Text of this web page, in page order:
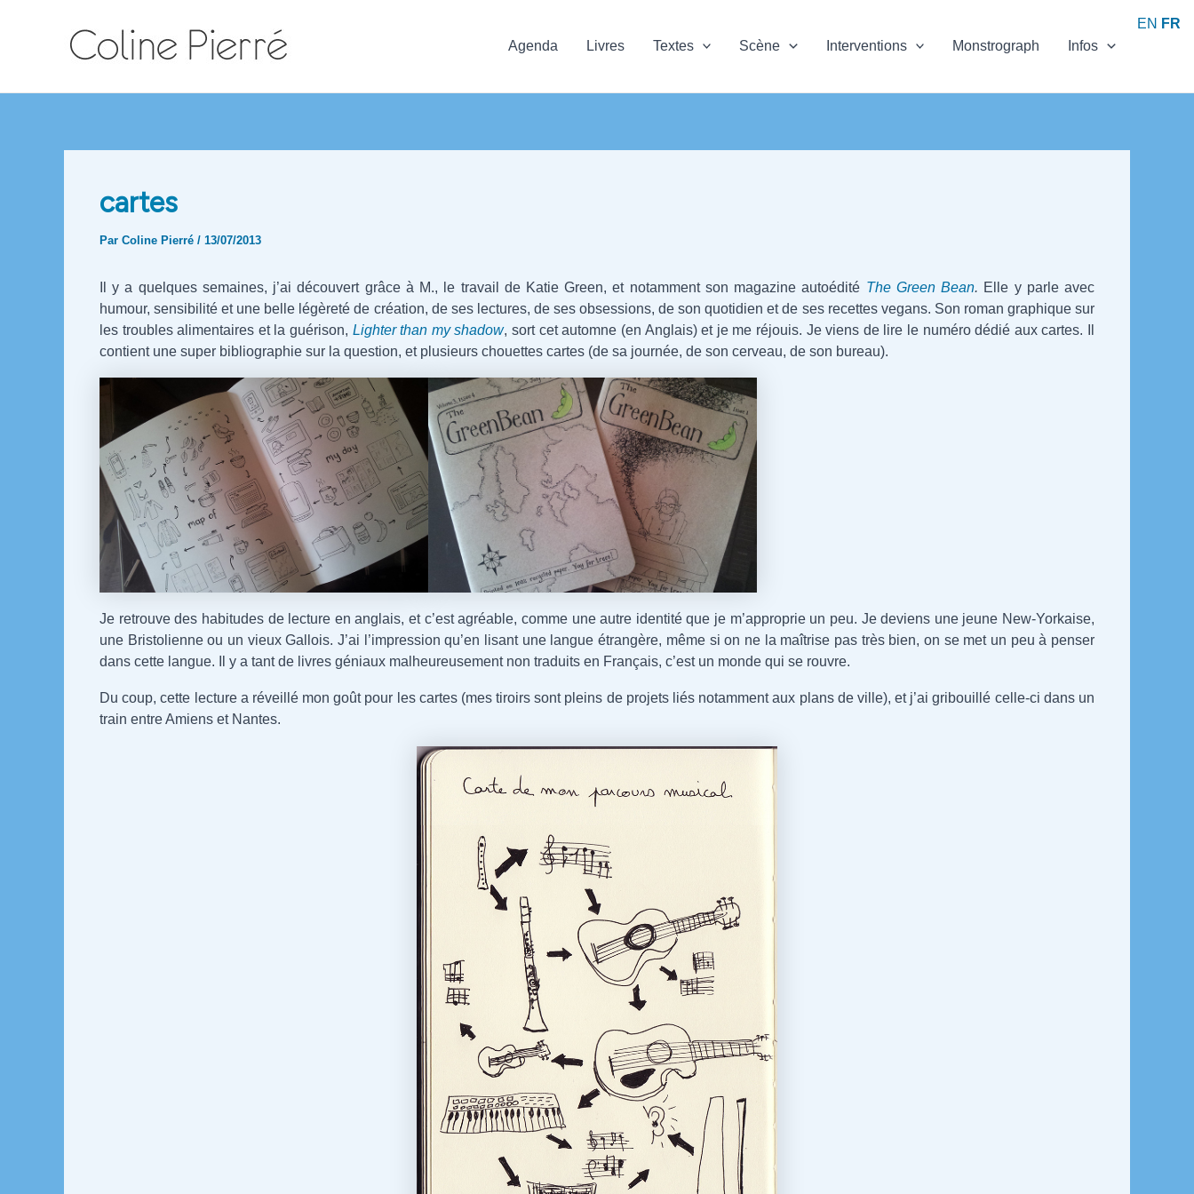
Agenda Livres Textes Scène Interventions Monstrograph Infos
cartes
Par Coline Pierré / 13/07/2013
Il y a quelques semaines, j’ai découvert grâce à M., le travail de Katie Green, et notamment son magazine autoédité The Green Bean. Elle y parle avec
humour, sensibilité et une belle légèreté de création, de ses lectures, de ses obsessions, de son quotidien et de ses recettes vegans. Son roman graphique sur
les troubles alimentaires et la guérison, Lighter than my shadow, sort cet automne (en Anglais) et je me réjouis. Je viens de lire le numéro dédié aux cartes. Il
contient une super bibliographie sur la question, et plusieurs chouettes cartes (de sa journée, de son cerveau, de son bureau).
Je retrouve des habitudes de lecture en anglais, et c’est agréable, comme une autre identité que je m’approprie un peu. Je deviens une jeune New-Yorkaise,
une Bristolienne ou un vieux Gallois. J’ai l’impression qu’en lisant une langue étrangère, même si on ne la maîtrise pas très bien, on se met un peu à penser
dans cette langue. Il y a tant de livres géniaux malheureusement non traduits en Français, c’est un monde qui se rouvre.
Du coup, cette lecture a réveillé mon goût pour les cartes (mes tiroirs sont pleins de projets liés notamment aux plans de ville), et j’ai gribouillé celle-ci dans un
train entre Amiens et Nantes.
EN FR